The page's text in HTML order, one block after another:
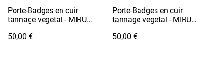
Porte-Badges en cuir
tannage végétal - MIRU
50,00 €
Porte-Badges en cuir
tannage végétal - MIRU
50,00 €